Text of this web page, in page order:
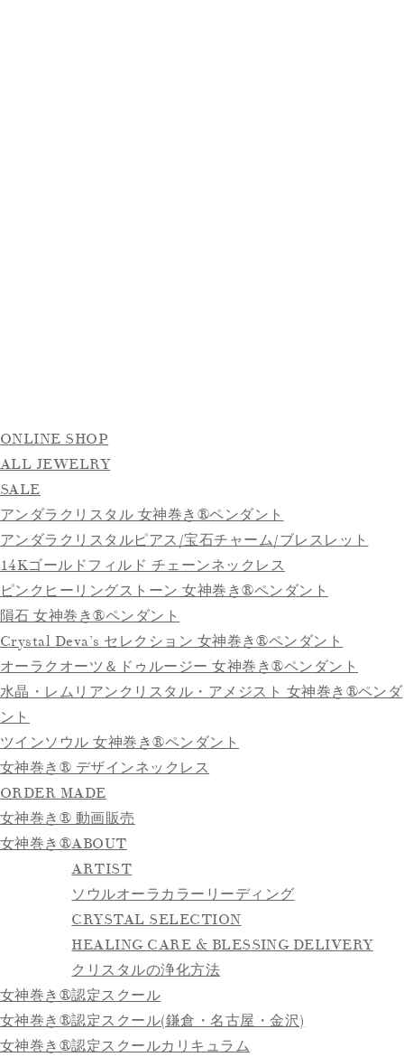
ONLINE SHOP
ALL JEWELRY
SALE
アンダラクリスタル 女神巻き®ペンダント
アンダラクリスタルピアス/宝石チャーム/ブレスレット
14Kゴールドフィルド チェーンネックレス
ピンクヒーリングストーン 女神巻き®ペンダント
隕石 女神巻き®ペンダント
Crystal Deva’s セレクション 女神巻き®ペンダント
オーラクオーツ＆ドゥルージー 女神巻き®ペンダント
水晶・レムリアンクリスタル・アメジスト 女神巻き®ペンダ
ント
ツインソウル 女神巻き®ペンダント
女神巻き® デザインネックレス
ORDER MADE
女神巻き® 動画販売
女神巻き®ABOUT
ARTIST
ソウルオーラカラーリーディング
CRYSTAL SELECTION
HEALING CARE & BLESSING DELIVERY
クリスタルの浄化方法
女神巻き®認定スクール
女神巻き®認定スクール(鎌倉・名古屋・金沢)
女神巻き®認定スクールカリキュラム